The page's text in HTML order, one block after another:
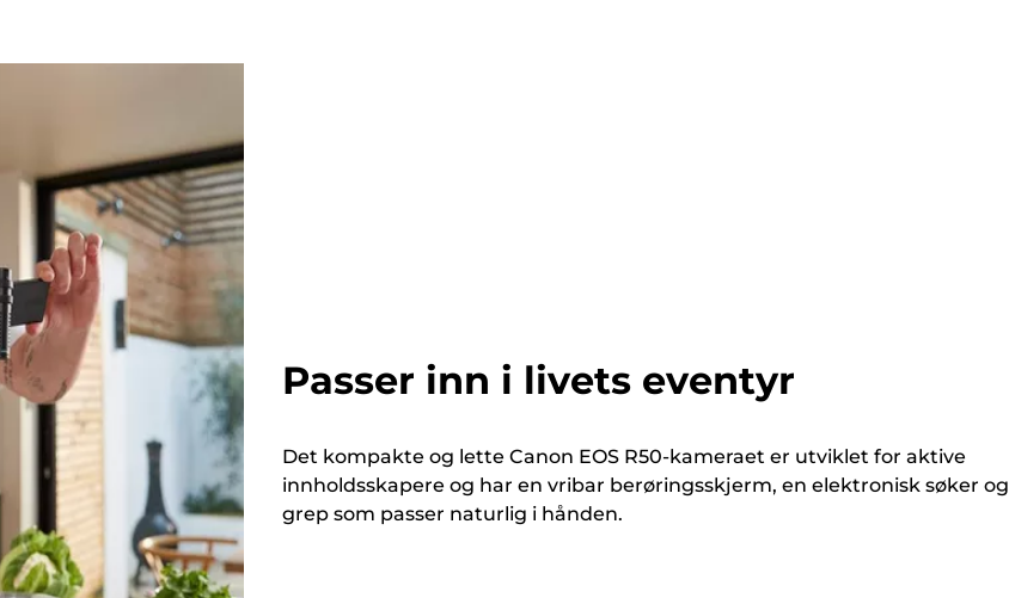
Passer inn i livets eventyr
Det kompakte og lette Canon EOS R50-kameraet er utviklet for aktive
innholdsskapere og har en vribar berøringsskjerm, en elektronisk søker
grep som passer naturlig i hånden.